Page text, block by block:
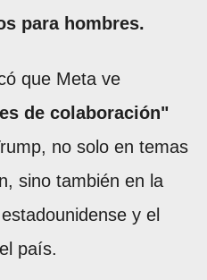
para hombres.
que Meta ve
de colaboración"
no solo en temas
sino también en la
y el
país.